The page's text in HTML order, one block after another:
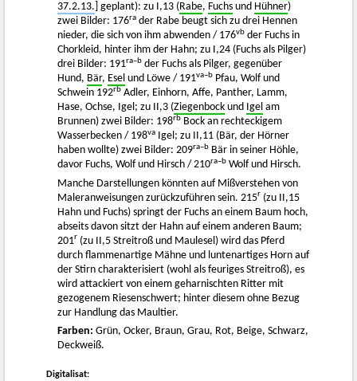
37.2.13. ] geplant): zu I,13 (Rabe, Fuchs und Hühner)
zwei Bilder: 176ra der Rabe beugt sich zu drei Hennen
nieder, die sich von ihm abwenden / 176vb der Fuchs in
Chorkleid, hinter ihm der Hahn; zu I,24 (Fuchs als Pilger)
drei Bilder: 191ra–b der Fuchs als Pilger, gegenüber
Hund, Bär, Esel und Löwe / 191va–b Pfau, Wolf und
Schwein 192rb Adler, Einhorn, Affe, Panther, Lamm,
Hase, Ochse, Igel; zu II,3 (Ziegenbock und Igel am
Brunnen) zwei Bilder: 198rb Bock an rechteckigem
Wasserbecken / 198va Igel; zu II,11 (Bär, der Hörner
haben wollte) zwei Bilder: 209ra–b Bär in seiner Höhle,
davor Fuchs, Wolf und Hirsch / 210ra–b Wolf und Hirsch.
Manche Darstellungen könnten auf Mißverstehen von
Maleranweisungen zurückzuführen sein. 215r (zu II,15
Hahn und Fuchs) springt der Fuchs an einem Baum hoch,
abseits davon sitzt der Hahn auf einem anderen Baum;
201r (zu II,5 Streitroß und Maulesel) wird das Pferd
durch flammenartige Mähne und luntenartiges Horn auf
der Stirn charakterisiert (wohl als feuriges Streitroß), es
wird attackiert von einem geharnischten Ritter mit
gezogenem Riesenschwert; hinter diesem ohne Bezug
zur Handlung das Maultier.
Farben: Grün, Ocker, Braun, Grau, Rot, Beige, Schwarz,
Deckweiß.
Digitalisat: